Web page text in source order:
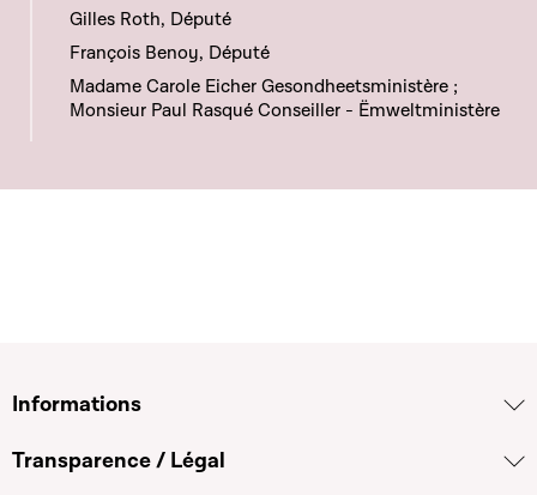
Gilles Roth, Député
François Benoy, Député
Madame Carole Eicher Gesondheetsministère ;
Monsieur Paul Rasqué Conseiller - Ëmweltministère
Informations
Transparence / Légal